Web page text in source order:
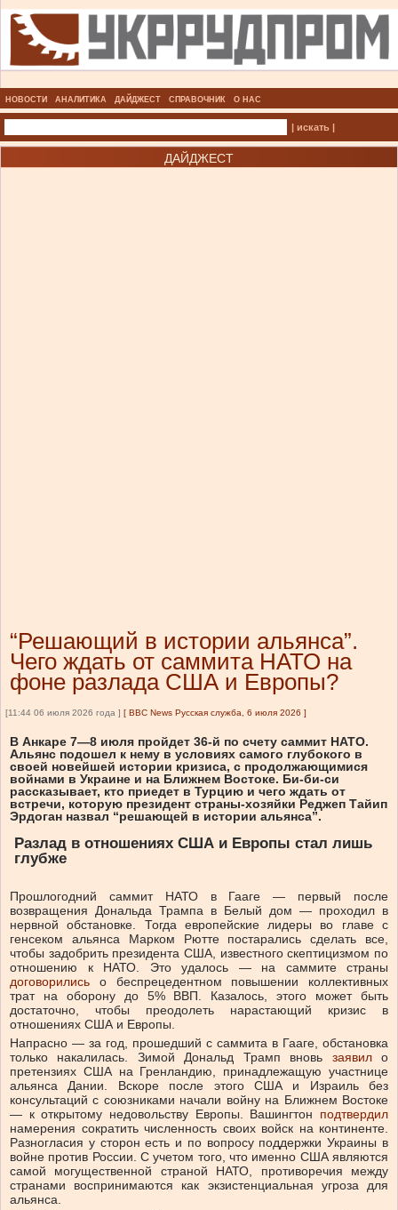
НОВОСТИ АНАЛИТИКА ДАЙДЖЕСТ СПРАВОЧНИК О НАС
| искать |
ДАЙДЖЕСТ
“Решающий в истории альянса”.
Чего ждать от саммита НАТО на
фоне разлада США и Европы?
[11:44 06 июля 2026 года ] [ BBC News Русская служба, 6 июля 2026 ]
В Анкаре 7—8 июля пройдет 36-й по счету саммит НАТО.
Альянс подошел к нему в условиях самого глубокого в
своей новейшей истории кризиса, с продолжающимися
войнами в Украине и на Ближнем Востоке. Би-би-си
рассказывает, кто приедет в Турцию и чего ждать от
встречи, которую президент страны-хозяйки Реджеп Тайип
Эрдоган назвал “решающей в истории альянса”.
Разлад в отношениях США и Европы стал лишь
глубже
Прошлогодний саммит НАТО в Гааге — первый после
возвращения Дональда Трампа в Белый дом — проходил в
нервной обстановке. Тогда европейские лидеры во главе с
генсеком альянса Марком Рютте постарались сделать все,
чтобы задобрить президента США, известного скептицизмом по
отношению к НАТО. Это удалось — на саммите страны
договорились о беспрецедентном повышении коллективных
трат на оборону до 5% ВВП. Казалось, этого может быть
достаточно, чтобы преодолеть нарастающий кризис в
отношениях США и Европы.
Напрасно — за год, прошедший с саммита в Гааге, обстановка
только накалилась. Зимой Дональд Трамп вновь заявило
претензиях США на Гренландию, принадлежащую участнице
альянса Дании. Вскоре после этого США и Израиль без
консультаций с союзниками начали войну на Ближнем Востоке
— к открытому недовольству Европы. Вашингтон подтвердил
намерения сократить численность своих войск на континенте.
Разногласия у сторон есть и по вопросу поддержки Украины в
войне против России. С учетом того, что именно США являются
самой могущественной страной НАТО, противоречия между
странами воспринимаются как экзистенциальная угроза для
альянса.